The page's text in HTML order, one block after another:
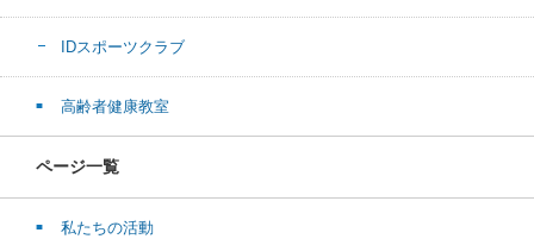
IDスポーツクラブ
高齢者健康教室
ページ一覧
私たちの活動